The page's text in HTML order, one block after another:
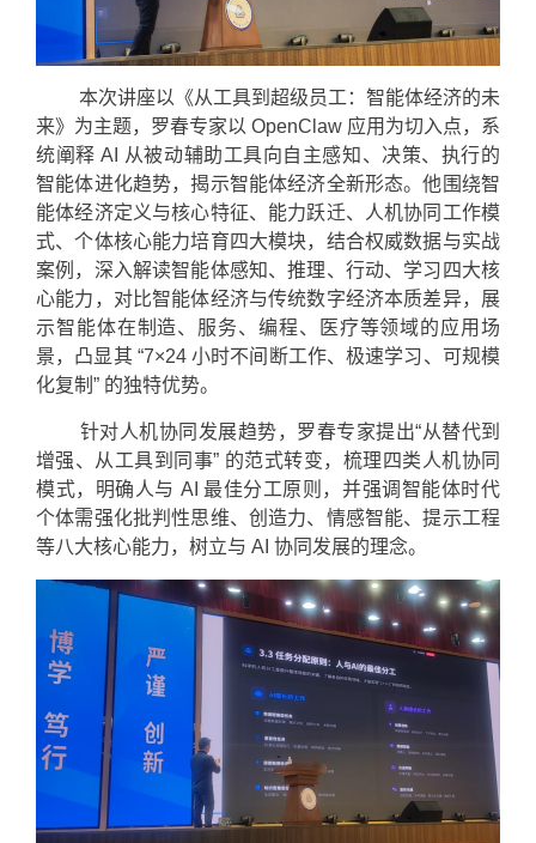
本次讲座以《从工具到超级员工：智能体经济的未
来》为主题，罗春专家以 OpenClaw 应用为切入点，系
统阐释 AI 从被动辅助工具向自主感知、决策、执行的
智能体进化趋势，揭示智能体经济全新形态。他围绕智
能体经济定义与核心特征、能力跃迁、人机协同工作模
式、个体核心能力培育四大模块，结合权威数据与实战
案例，深入解读智能体感知、推理、行动、学习四大核
心能力，对比智能体经济与传统数字经济本质差异，展
示智能体在制造、服务、编程、医疗等领域的应用场
景，凸显其 “7×24 小时不间断工作、极速学习、可规模
化复制” 的独特优势。
针对人机协同发展趋势，罗春专家提出“从替代到
增强、从工具到同事” 的范式转变，梳理四类人机协同
模式，明确人与 AI 最佳分工原则，并强调智能体时代
个体需强化批判性思维、创造力、情感智能、提示工程
等八大核心能力，树立与 AI 协同发展的理念。